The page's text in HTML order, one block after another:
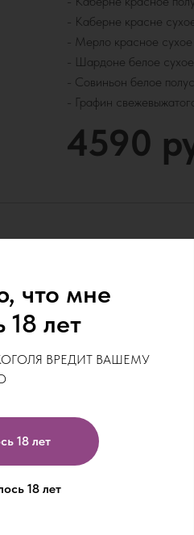
что мне
18 лет
ВРЕДИТ ВАШЕМУ
18 лет
18 лет
- Каберне красне
- Мерло красное сухое
- Шардоне белое сухое
- Совиньон белое
- Графин
4590
- Салат Греческий со
- Тёплый салат с
- Салат из свеклы,
2 десерта на выбор:
- Чизкейк классический
- Торт брусничный с